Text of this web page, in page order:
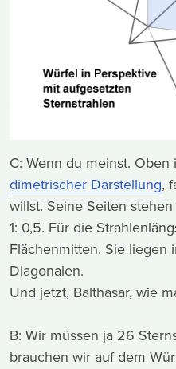
C: Wenn du meinst. Oben
dimetrischer Darstellung,
willst. Seine Seiten
1: 0,5. Für die
Flächenmitten. Sie liegen
Diagonalen.
Und jetzt, Balthasar, wie
B: Wir müssen ja 26
brauchen wir auf dem